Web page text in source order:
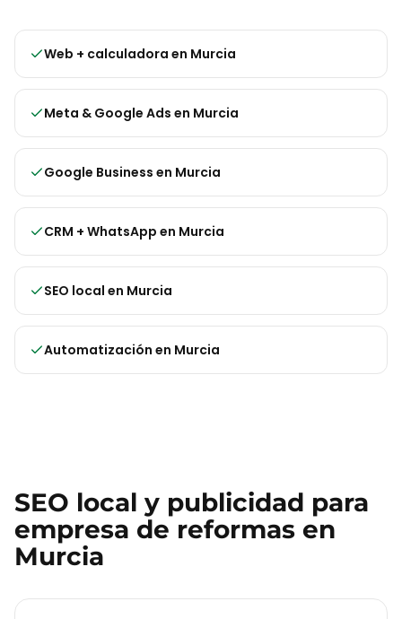
Web + calculadora en Murcia
Meta & Google Ads en Murcia
Google Business en Murcia
CRM + WhatsApp en Murcia
SEO local en Murcia
Automatización en Murcia
SEO local y publicidad para
empresa de reformas en
Murcia